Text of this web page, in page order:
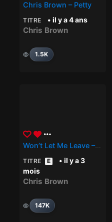
Chris Brown – Petty
TITRE • il y a 4 ans
Chris Brown
1.5K
Won’t Let Me Leave – Chris Brown
TITRE E
• il y a 3
mois
Chris Brown
147K